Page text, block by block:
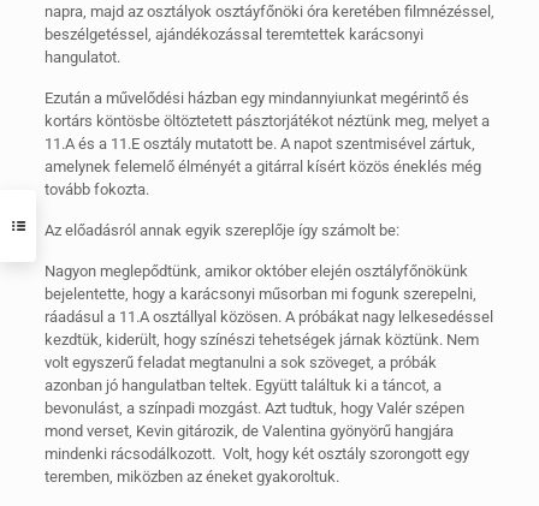
napra, majd az osztályok osztáyfőnöki óra keretében filmnézéssel,
beszélgetéssel, ajándékozással teremtettek karácsonyi
hangulatot.
Ezután a művelődési házban egy mindannyiunkat megérintő és
kortárs köntösbe öltöztetett pásztorjátékot néztünk meg, melyet a
11.A és a 11.E osztály mutatott be. A napot szentmisével zártuk,
amelynek felemelő élményét a gitárral kísért közös éneklés még
tovább fokozta.
Az előadásról annak egyik szereplője így számolt be:
Nagyon meglepődtünk, amikor október elején osztályfőnökünk
bejelentette, hogy a karácsonyi műsorban mi fogunk szerepelni,
ráadásul a 11.A osztállyal közösen. A próbákat nagy lelkesedéssel
kezdtük, kiderült, hogy színészi tehetségek járnak köztünk. Nem
volt egyszerű feladat megtanulni a sok szöveget, a próbák
azonban jó hangulatban teltek. Együtt találtuk ki a táncot, a
bevonulást, a színpadi mozgást. Azt tudtuk, hogy Valér szépen
mond verset, Kevin gitározik, de Valentina gyönyörű hangjára
mindenki rácsodálkozott. Volt, hogy két osztály szorongott egy
teremben, miközben az éneket gyakoroltuk.